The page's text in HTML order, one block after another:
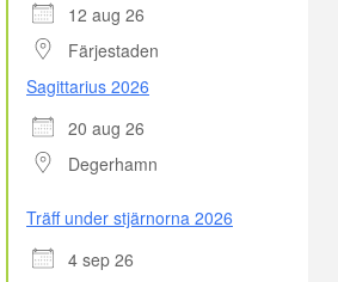
12 aug 26
Färjestaden
Sagittarius 2026
20 aug 26
Degerhamn
Träff under stjärnorna 2026
4 sep 26